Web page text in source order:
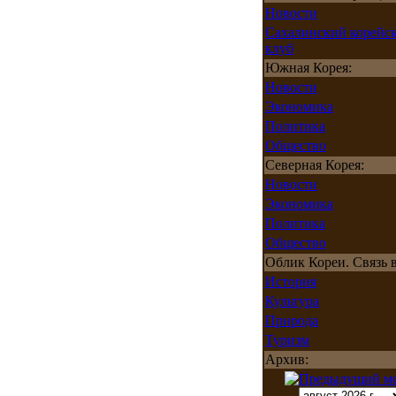
Новости
Сахалинский
клуб
Южная Корея:
Новости
Экономика
Политика
Общество
Северная Корея:
Новости
Экономика
Политика
Общество
Облик Кореи. Связь
История
Культура
Природа
Туризм
Архив: